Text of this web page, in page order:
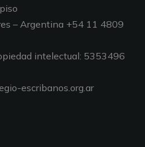
– Argentina +54 11 4809
intelectual: 5353496
escribanos.org.ar